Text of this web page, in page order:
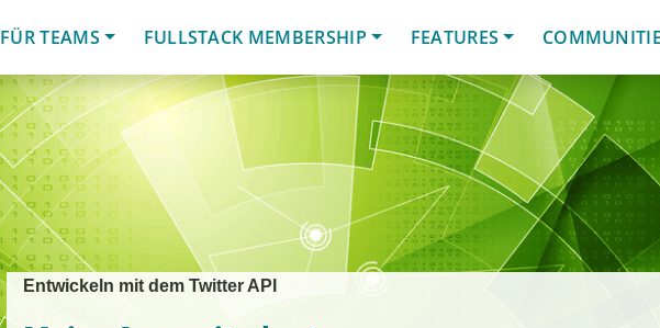
FÜR TEAMS
FULLSTACK MEMBERSHIP FEATURES
Entwickeln mit dem Twitter API